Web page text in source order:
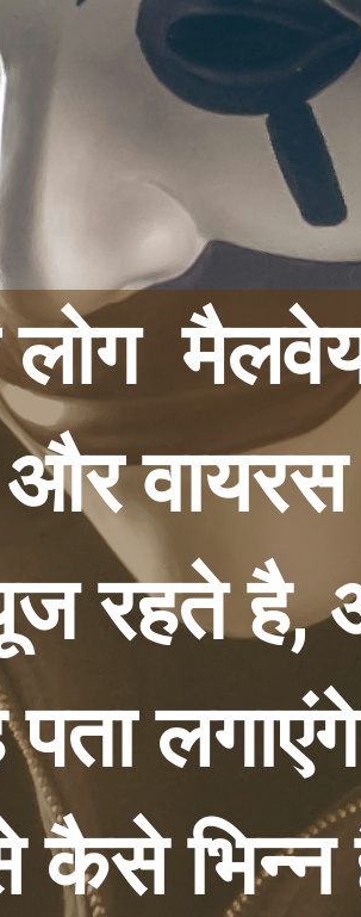
और
रहते
भिन्न